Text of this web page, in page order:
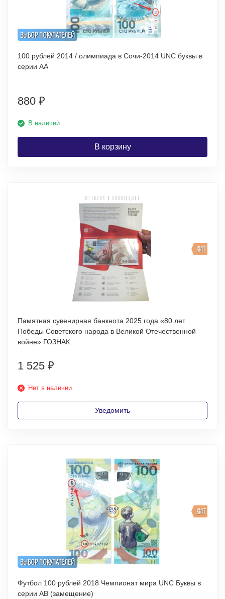
ВЫБОР ПОКУПАТЕЛЕЙ
100 рублей 2014 / олимпиада в Сочи-2014 UNC буквы в
серии АА
880 ₽
В наличии
В корзину
ХИТ
Памятная сувенирная банкнота 2025 года «80 лет
Победы Советского народа в Великой Отечественной
войне» ГОЗНАК
1 525 ₽
Нет в наличии
Уведомить
ВЫБОР ПОКУПАТЕЛЕЙ
ХИТ
Футбол 100 рублей 2018 Чемпионат мира UNC Буквы в
серии АВ (замещение)